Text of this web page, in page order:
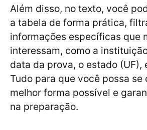
Além disso, no texto, você
a tabela de forma prática,
informações específicas que
interessam, como a
data da prova, o estado (UF),
Tudo para que você possa se
melhor forma possível e
na preparação.